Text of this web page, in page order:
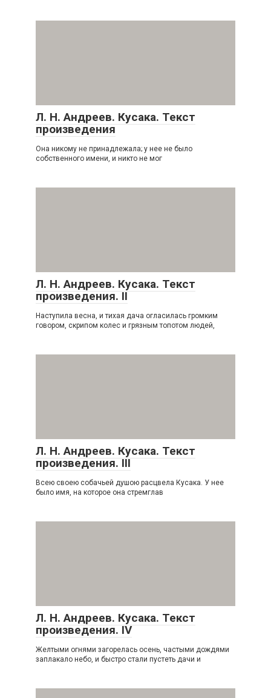
Л. Н. Андреев. Кусака. Текст
произведения
Она никому не принадлежала; у нее не было
собственного имени, и никто не мог
Л. Н. Андреев. Кусака. Текст
произведения. II
Наступила весна, и тихая дача огласилась громким
говором, скрипом колес и грязным топотом людей,
Л. Н. Андреев. Кусака. Текст
произведения. III
Всею своею собачьей душою расцвела Кусака. У нее
было имя, на которое она стремглав
Л. Н. Андреев. Кусака. Текст
произведения. IV
Желтыми огнями загорелась осень, частыми дождями
заплакало небо, и быстро стали пустеть дачи и